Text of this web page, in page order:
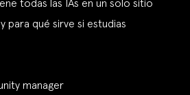
todas las IAs en un solo sitio
para qué sirve si estudias
manager